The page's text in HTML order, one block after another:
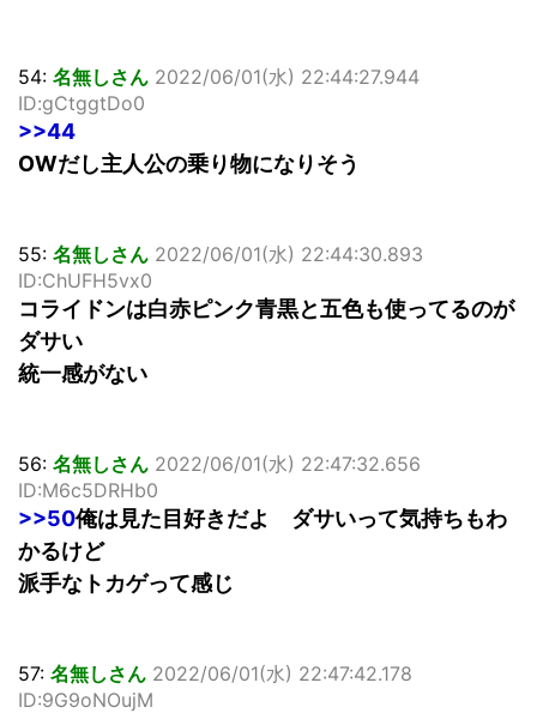
54: 名無しさん 2022/06/01(水) 22:44:27.944
ID:gCtggtDo0
>>44
OWだし主人公の乗り物になりそう
55: 名無しさん 2022/06/01(水) 22:44:30.893
ID:ChUFH5vx0
コライドンは白赤ピンク青黒と五色も使ってるのが
ダサい
統一感がない
56: 名無しさん 2022/06/01(水) 22:47:32.656
ID:M6c5DRHb0
>>50俺は見た目好きだよ ダサいって気持ちもわ
かるけど
派手なトカゲって感じ
57: 名無しさん 2022/06/01(水) 22:47:42.178
ID:9G9oNOujM